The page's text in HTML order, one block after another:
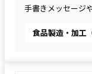
手書きメッセージ
食品製造・加工